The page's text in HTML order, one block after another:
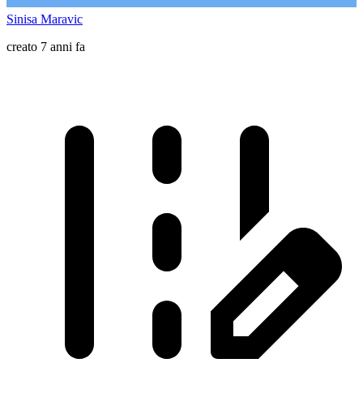
Sinisa Maravic
creato 7 anni fa